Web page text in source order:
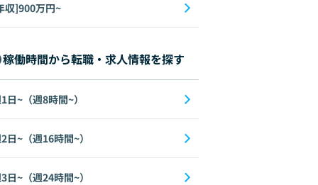
収]900万円~
稼働時間から転職・求人情報を探す
日~（週8時間~）
日~（週16時間~）
日~（週24時間~）